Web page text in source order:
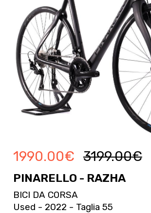
1990.00€ 3199.00€
PINARELLO - RAZHA
BICI DA CORSA
Used - 2022 - Taglia 55